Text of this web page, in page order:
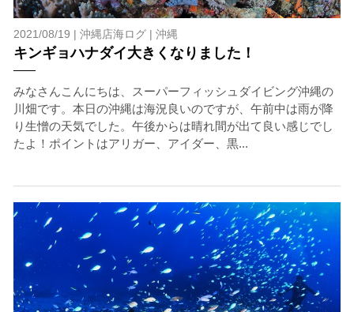
2021/08/19 | 沖縄店海ログ| 沖縄
キンギョハナダイ大きくなりました！
みなさんこんにちは、スーパーフィッシュダイビング沖縄の
川畑です。本日の沖縄は海況良いのですが、午前中は雨が降
り生憎の天気でした。午後からは晴れ間が出て良い感じでし
たよ！ポイントはアリガー、アイダー、黒...